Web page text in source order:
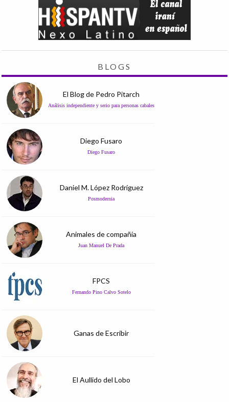
BLOGS
El Blog de Pedro Pitarch
Análisis independiente y serio para personas cabales
Diego Fusaro
Diego Fusaro
Daniel M. López Rodríguez
Posmodernia
Animales de compañía
Juan Manuel De Prada
FPCS
Fernando Pino Calvo Sotelo
Ganas de Escribir
El Aullido del Lobo